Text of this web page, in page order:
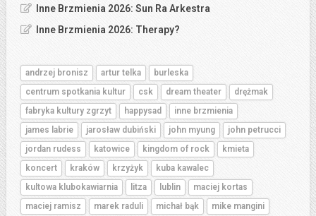
Inne Brzmienia 2026: Sun Ra Arkestra
Inne Brzmienia 2026: Therapy?
andrzej bronisz artur telka
burleska
centrum spotkania kultur
csk dream theater
drężmak
fabryka kultury zgrzyt
happysad
inne brzmienia
james labrie
jarosław dubiński john myung
john petrucci
jordan rudess
katowice kingdom of rock
kmieta
koncert
kraków krzyżyk
kuba kawalec
kultowa klubokawiarnia
litza lublin
maciej kortas
maciej ramisz
marek raduli michał bąk
mike mangini